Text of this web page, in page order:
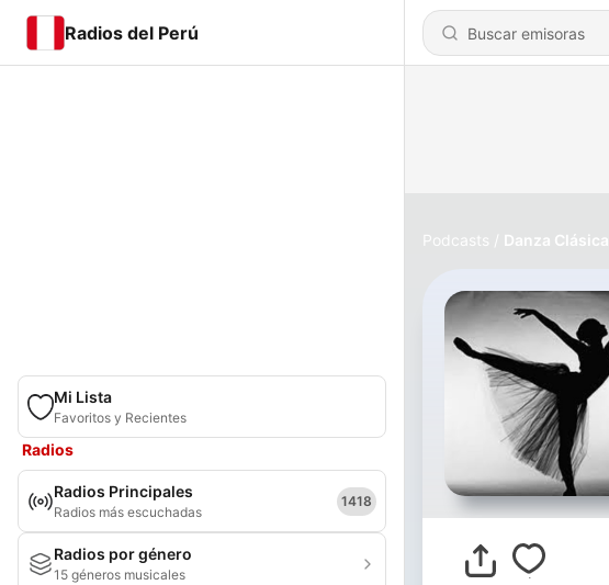
Radios del Perú
Mi Lista
Favoritos y Recientes
Radios
Radios Principales
Radios más escuchadas
1418
Radios por género
15 géneros musicales
Podcasts Danza Clásica